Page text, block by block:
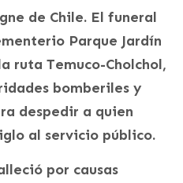
de Chile. El funeral
Parque Jardín
ruta Temuco-Cholchol,
bomberiles y
despedir a quien
al servicio público.
por causas